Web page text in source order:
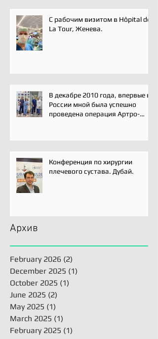
С рабочим визитом в Hôpital de
La Tour, Женева.
В декабре 2010 года, впервые в
России мной была успешно
проведена операция Артро-
Конференция по хирургии
плечевого сустава. Дубай.
Архив
February 2026 (2)
December 2025 (1)
October 2025 (1)
June 2025 (2)
May 2025 (1)
March 2025 (1)
February 2025 (1)